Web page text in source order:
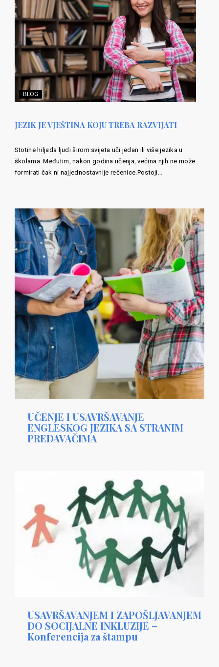
BLOG
JEZIK JE VJEŠTINA KOJU TREBA RAZVIJATI
Stotine hiljada ljudi širom svijeta uči jedan ili više jezika u
školama. Međutim, nakon godina učenja, većina njih ne može
formirati čak ni najjednostavnije rečenice.Postoji…
UČENJE I USAVRŠAVANJE
ENGLESKOG JEZIKA SA STRANIM
PREDAVAČIMA
USAVRŠAVANJEM I ZAPOŠLJAVANJEM
DO SOCIJALNE INKLUZIJE –
Konferencija za štampu